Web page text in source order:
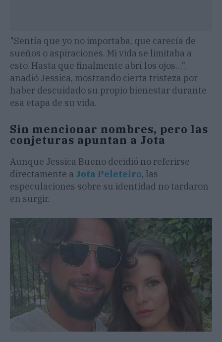
"Sentía que yo no importaba, que carecía de
sueños o aspiraciones. Mi vida se limitaba a
esto. Hasta que finalmente abrí los ojos…",
añadió Jessica, mostrando cierta tristeza por
haber descuidado su propio bienestar durante
esa etapa de su vida.
Sin mencionar nombres, pero las
conjeturas apuntan a Jota
Aunque Jessica Bueno decidió no referirse
directamente a Jota Peleteiro, las
especulaciones sobre su identidad no tardaron
en surgir.